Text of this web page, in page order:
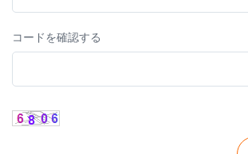
コードを確認する